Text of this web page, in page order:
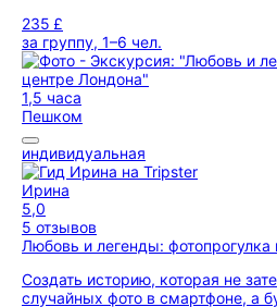
235 £
за группу, 1–6 чел.
1,5 часа
Пешком
индивидуальная
Ирина
5,0
5 отзывов
Любовь и легенды: фотопрогулка
Создать историю, которая не
случайных фото в смартфоне, а